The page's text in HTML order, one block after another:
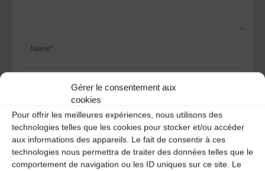
Gérer le consentement aux
cookies
Pour offrir les meilleures expériences, nous utilisons des
technologies telles que les cookies pour stocker et/ou accéder
aux informations des appareils. Le fait de consentir à ces
technologies nous permettra de traiter des données telles que le
comportement de navigation ou les ID uniques sur ce site. Le
Save my name, email, and site URL in my browser for next
time I post a comment.